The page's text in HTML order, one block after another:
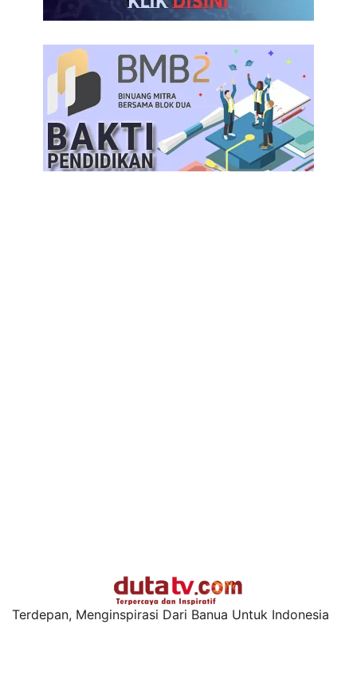
Terdepan, Menginspirasi Dari Banua Untuk Indonesia